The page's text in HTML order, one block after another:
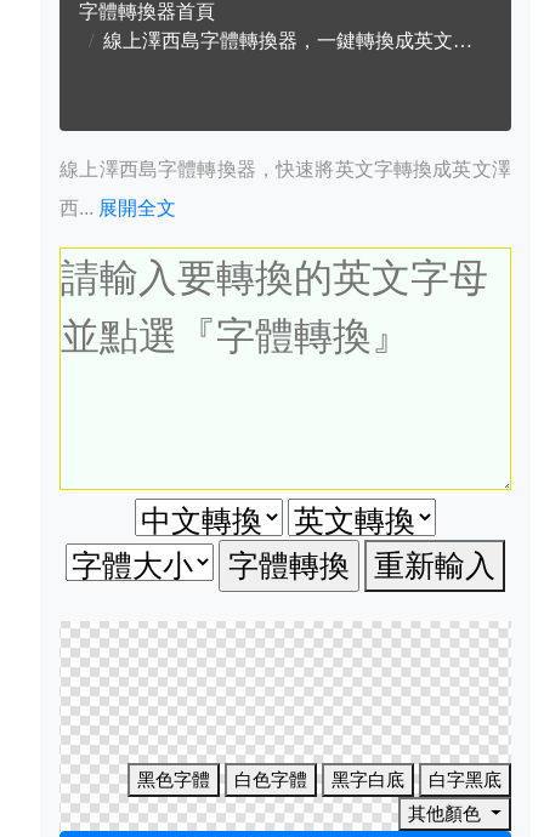
字體轉換器首頁
線上澤西島字體轉換器，一鍵轉換成英文澤西島字體
線上澤西島字體轉換器，快速將英文字轉換成英文澤
西... 展開全文
重新輸入
黑色字體 白色字體 黑字白底
白字黑底
其他顏色